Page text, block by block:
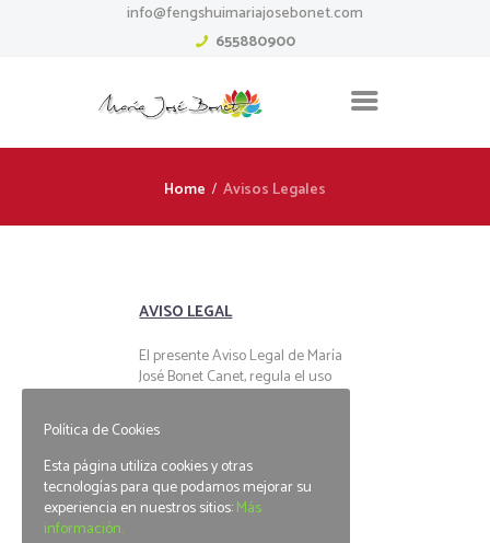
info@fengshuimariajosebonet.com
655880900
Home Avisos Legales
AVISO LEGAL
El presente Aviso Legal de María
José Bonet Canet, regula el uso
del servicio del portal de internet:
https://fengshuimariajoseb
onet.com
Política de Cookies
Esta página utiliza cookies y otras
tecnologías para que podamos mejorar su
experiencia en nuestros sitios:Más
información.